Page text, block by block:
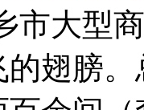
市大型
翅膀